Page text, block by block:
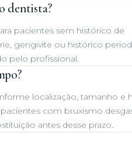
dentista?
pacientes sem histórico de
gengivite ou histórico
pelo profissional.
localização, tamanho e
com bruxismo
antes desse prazo.